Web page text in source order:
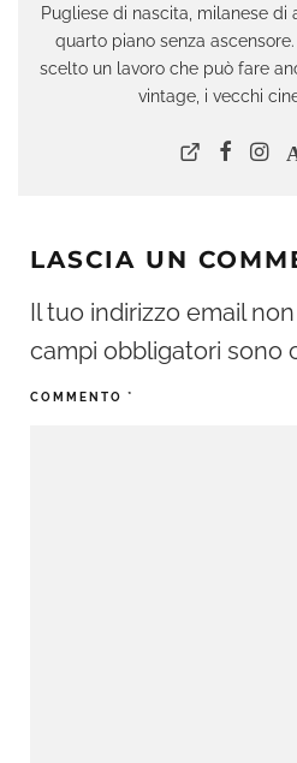
Pugliese di nascita, milanese di
quarto piano senza
scelto un lavoro che può fare
vintage, i vecchi
LASCIA UN
Il tuo indirizzo email
campi obbligatori sono
COMMENTO *